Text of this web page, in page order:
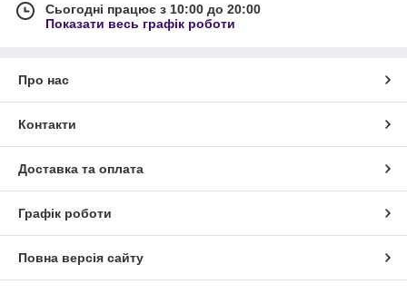
Сьогодні працює з 10:00 до 20:00
Показати весь графік роботи
Про нас
Контакти
Доставка та оплата
Графік роботи
Повна версія сайту